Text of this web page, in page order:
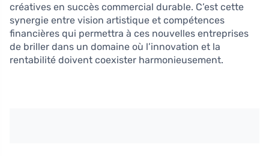
créatives en succès commercial durable. C’est cette
synergie entre vision artistique et compétences
financières qui permettra à ces nouvelles entreprises
de briller dans un domaine où l’innovation et la
rentabilité doivent coexister harmonieusement.